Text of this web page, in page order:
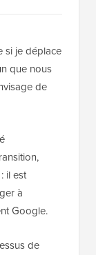
si je déplace
que nous
de
il est
à
Google.
de